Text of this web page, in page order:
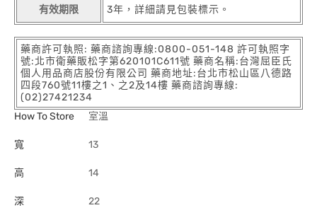
有效期限 3年，詳細請見包裝標示。
藥商許可執照: 藥商諮詢專線:0800-051-148 許可執照字
號:北市衛藥販松字第620101C611號 藥商名稱:台灣屈臣氏
個人用品商店股份有限公司 藥商地址:台北市松山區八德路
四段760號11樓之1、之2及14樓 藥商諮詢專線:
(02)27421234
How To Store
室溫
寬 13
高 14
深 22